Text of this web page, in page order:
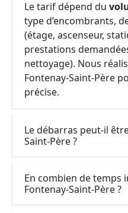
Le tarif dépend du
type d’encombrants,
(étage, ascenseur,
prestations
nettoyage). Nous
Fontenay-Saint-Père
précise.
Le débarras peut-il
Saint-Père ?
En combien de temps
Fontenay-Saint-Père ?